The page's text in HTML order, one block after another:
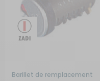
Barillet de remplacement